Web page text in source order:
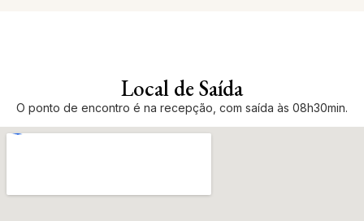
Local de Saída
O ponto de encontro é na recepção, com saída às 08h30min.